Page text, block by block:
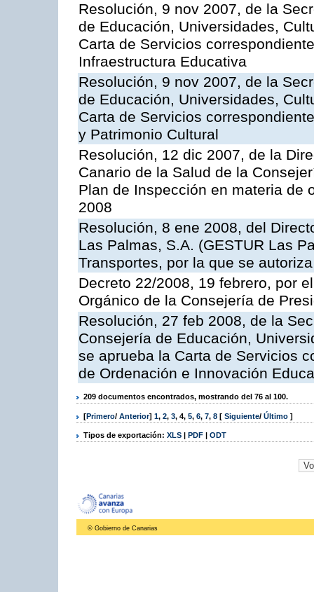
Resolución, 9 nov 2007, de la
de Educación, Universidades,
Carta de Servicios
Infraestructura Educativa
Resolución, 9 nov 2007, de la
de Educación, Universidades,
Carta de Servicios
y Patrimonio Cultural
Resolución, 12 dic 2007, de la
Canario de la Salud de la
Plan de Inspección en materia de
2008
Resolución, 8 ene 2008, del
Las Palmas, S.A. (GESTUR Las
Transportes, por la que se
Decreto 22/2008, 19 febrero, por
Orgánico de la Consejería de
Resolución, 27 feb 2008, de la
Consejería de Educación,
se aprueba la Carta de Servicios
de Ordenación e Innovación
209 documentos encontrados, mostrando del 76 al 100.
[Primero/ Anterior] 1, 2, 3, 4, 5, 6, 7, 8 [ Siguiente/ Último ]
Tipos de exportación: XLS | PDF | ODT
© Gobierno de Canarias